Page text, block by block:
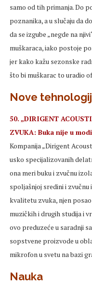
samo od tih primanja. Do
poznanika, a u slučaju da
da se izgube „negde na
muškaraca, iako postoje
jer kako kažu sezonske
što bi muškarac to uradio
Nove
50. „DIRIGENT
ZVUKA: Buka nije u modi
Kompanija „Dirigent
usko specijalizovanih
ona meri buku i zvučnu
spoljašnjoj sredini i zvučnu
kvalitetu zvuka, njen
muzičkih i drugih studija i
ovo preduzeće u saradnji
sopstvene proizvode u
mikrofon u svetu na bazi
Nauka